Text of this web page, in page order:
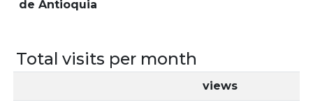
de Antioquia
Total visits per month
views